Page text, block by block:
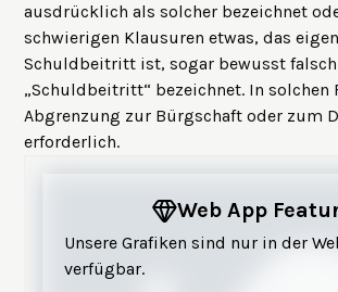
ausdrücklich als solcher bezeichnet
schwierigen Klausuren etwas, das
Schuldbeitritt ist, sogar bewusst
„Schuldbeitritt“ bezeichnet. In solchen
Abgrenzung zur Bürgschaft oder zum
erforderlich.
Web App
Unsere Grafiken sind nur in der
verfügbar.